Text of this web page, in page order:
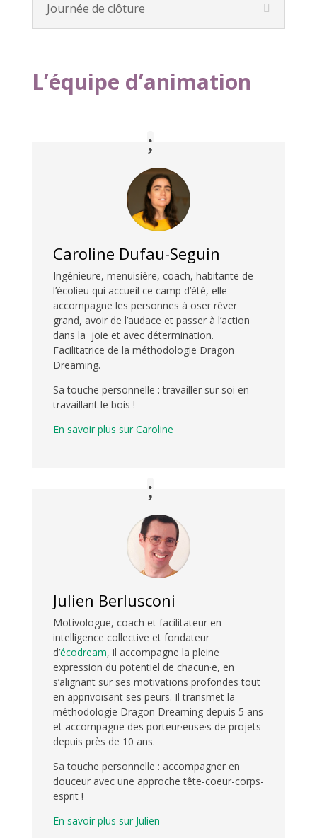
Journée de clôture
L’équipe d’animation
Caroline Dufau-Seguin
Ingénieure, menuisière, coach, habitante de
l’écolieu qui accueil ce camp d’été, elle
accompagne les personnes à oser rêver
grand, avoir de l’audace et passer à l’action
dans la joie et avec détermination.
Facilitatrice de la méthodologie Dragon
Dreaming.
Sa touche personnelle : travailler sur soi en
travaillant le bois !
En savoir plus sur Caroline
Julien Berlusconi
Motivologue, coach et facilitateur en
intelligence collective et fondateur
d’écodream, il accompagne la pleine
expression du potentiel de chacun·e, en
s’alignant sur ses motivations profondes tout
en apprivoisant ses peurs. Il transmet la
méthodologie Dragon Dreaming depuis 5 ans
et accompagne des porteur·euse·s de projets
depuis près de 10 ans.
Sa touche personnelle : accompagner en
douceur avec une approche tête-coeur-corps-
esprit !
En savoir plus sur Julien